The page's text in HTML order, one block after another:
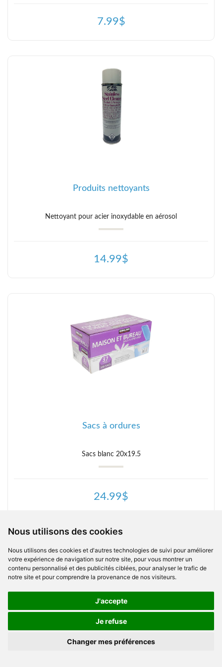
Nous utilisons des cookies
Nous utilisons des cookies et d'autres technologies de suivi pour améliorer
votre expérience de navigation sur notre site, pour vous montrer un
contenu personnalisé et des publicités ciblées, pour analyser le trafic de
notre site et pour comprendre la provenance de nos visiteurs.
J'accepte
Je refuse
Changer mes préférences
7.99$
Produits nettoyants
Nettoyant pour acier inoxydable en aérosol
14.99$
Sacs à ordures
Sacs blanc 20x19.5
24.99$